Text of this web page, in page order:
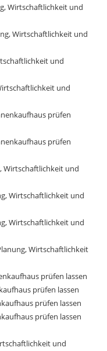
Wirtschaftlichkeit und
Wirtschaftlichkeit und
und
und
prüfen
prüfen
Wirtschaftlichkeit und
Wirtschaftlichkeit und
Wirtschaftlichkeit und
Wirtschaftlichkeit
prüfen lassen
prüfen lassen
prüfen lassen
prüfen lassen
und